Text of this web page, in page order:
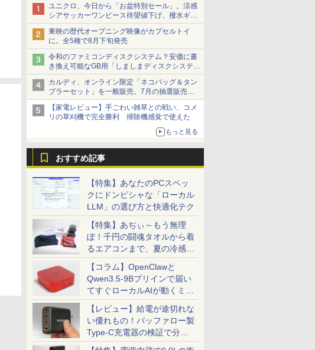
ユニクロ、今日から「お盆特別セール」。涼感
シアサッカーワンピース待望値下げ、撥水ギア
ショーツは1990円に
東映の歴代オープニング映像がカプセルトイ
に。全5種で8月下旬発売
令和のファミコンディスクシステム？安価に書
き換え可能なGB用「しましまディスクシステ
ム」
カルディ、オンライン限定「ネコバッグ＆タン
ブラーセット」を一般販売。7月の抽選販売の
当選無効分
【家電レビュー】手ごわい雑草との戦い、コメ
リの草刈機で完全勝利 掃除機感覚で使えた
もっと見る
おすすめ記事
【特集】あなたのPCスペッ
クにドンピシャな「ローカル
LLM」の選び方と快適化テク
【特集】あぢぃ～もう無理
ぽ！千円の闘魂タオルから着
るエアコンまで、夏の冷感グ
ッズ一挙紹介
【コラム】OpenClawと
Qwen3.5-9Bプリインで届い
てすぐローカルAIが動くミニ
PC「SER9 Pro」
【レビュー】給電が途切れな
い優れもの！バッファロー製
Type-C充電器の検証で分か
ったこと